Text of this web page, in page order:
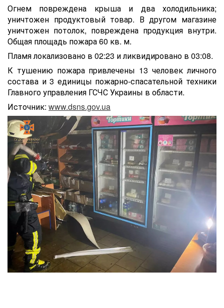
Огнем повреждена крыша и два холодильника;
уничтожен продуктовый товар. В другом магазине
уничтожен потолок, повреждена продукция внутри.
Общая площадь пожара 60 кв. м.
Пламя локализовано в 02:23 и ликвидировано в 03:08.
К тушению пожара привлечены 13 человек личного
состава и 3 единицы пожарно-спасательной техники
Главного управления ГСЧС Украины в области.
Источник: www.dsns.gov.ua